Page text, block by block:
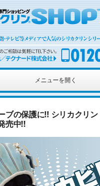
メニューを開く
は
ブの保護に!! シリカクリ
売中!!